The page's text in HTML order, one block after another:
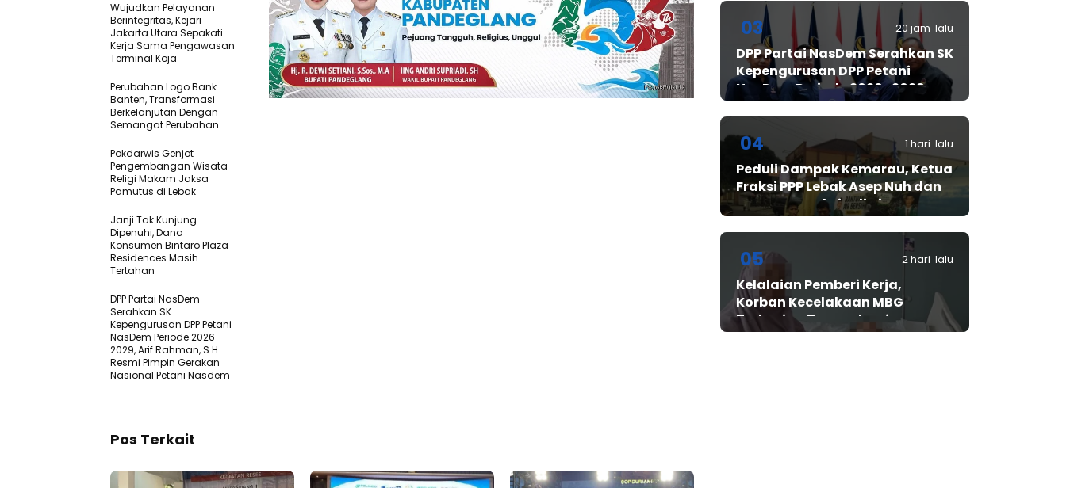
Wujudkan Pelayanan
Berintegritas, Kejari
Jakarta Utara Sepakati
Kerja Sama Pengawasan
Terminal Koja
Perubahan Logo Bank
Banten, Transformasi
Berkelanjutan Dengan
Semangat Perubahan
Pokdarwis Genjot
Pengembangan Wisata
Religi Makam Jaksa
Pamutus di Lebak
Janji Tak Kunjung
Dipenuhi, Dana
Konsumen Bintaro Plaza
Residences Masih
Tertahan
DPP Partai NasDem
Serahkan SK
Kepengurusan DPP Petani
NasDem Periode 2026–
2029, Arif Rahman, S.H.
Resmi Pimpin Gerakan
Nasional Petani Nasdem
Pos Terkait
03 20 jam lalu
DPP Partai NasDem Serahkan SK
Kepengurusan DPP Petani
NasDem Periode 2026–2029,
Arif Rahman, S.H. Resmi Pimpin
Nasdem
04 1 hari lalu
Peduli Dampak Kemarau, Ketua
Fraksi PPP Lebak Asep Nuh dan
Anggota Fraksi Adiwinata
Kusuma Salurkan Bantuan Air
Bintangresm
05 2 hari lalu
Kelalaian Pemberi Kerja,
Korban Kecelakaan MBG
Terbaring Tanpa Jaminan